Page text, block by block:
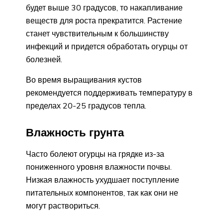
будет выше 30 градусов, то накапливание
веществ для роста прекратится. Растение
станет чувствительным к большинству
инфекций и придется обработать огурцы от
болезней.
Во время выращивания кустов
рекомендуется поддерживать температуру в
пределах 20-25 градусов тепла.
Влажность грунта
Часто болеют огурцы на грядке из-за
пониженного уровня влажности почвы.
Низкая влажность ухудшает поступление
питательных компонентов, так как они не
могут раствориться.